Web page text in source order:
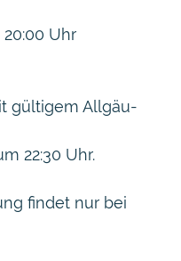
Uhr
gültigem Allgäu-
22:30 Uhr.
findet nur bei